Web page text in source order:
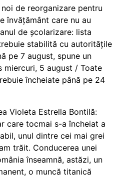
de reorganizare pentru
învățământ care nu au
de școlarizare: lista
stabilită cu autoritățile
pe 7 august, spune un
miercuri, 5 august / Toate
încheiate până pe 24
Violeta Estrella Bontilă:
care tocmai s-a încheiat a
unul dintre cei mai grei
trăit. Conducerea unei
înseamnă, astăzi, un
o muncă titanică